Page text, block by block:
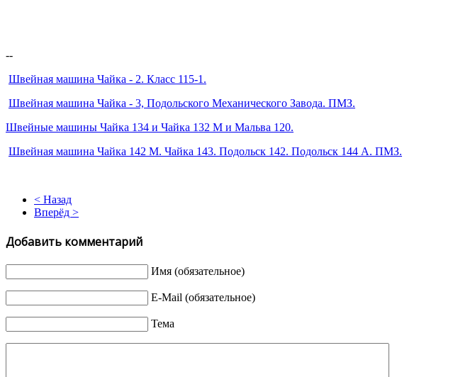
--
Швейная машина Чайка - 2. Класс 115-1.
Швейная машина Чайка - 3, Подольского Механического Завода. ПМЗ.
Швейные машины Чайка 134 и Чайка 132 М и Мальва 120.
Швейная машина Чайка 142 М. Чайка 143. Подольск 142. Подольск 144 А. ПМЗ.
< Назад
Вперёд >
Добавить комментарий
Имя (обязательное)
E-Mail (обязательное)
Тема